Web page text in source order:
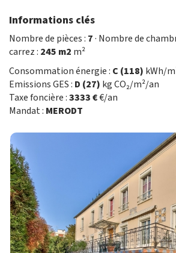
Informations clés
Nombre de pièces : 7· Nombre de
carrez : 245 m2 m²
Consommation énergie : C (118) kWh/
Emissions GES : D (27) kg CO₂/m²/an
Taxe foncière :3333 €€/an
Mandat : MERODT